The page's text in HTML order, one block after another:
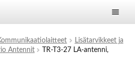
Lisätarvikkeet ja
Antennit TR-T3-27 LA-antenni,